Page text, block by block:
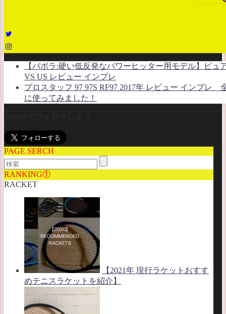
【バボラ:硬い低反発なパワーヒッター用モデル】ピュ
VS US レビュー インプレ
プロスタッフ 97 97S RF97 2017年 レビュー インプレ
に使ってみました！
PAGE SERCH
RANKING①
RACKET
【2021年 現行ラケットおすす
めテニスラケットを紹介】